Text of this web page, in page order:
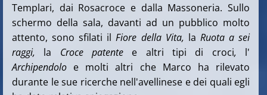
Templari, dai Rosacroce e dalla Massoneria. Sullo
schermo della sala, davanti ad un pubblico molto
attento, sono sfilati ilFiore della Vita, la Ruota a sei
raggi, la Croce patente e altri tipi di croci, l'
Archipendolo e molti altri che Marco ha rilevato
durante le sue ricerche nell'avellinese e dei quali egli